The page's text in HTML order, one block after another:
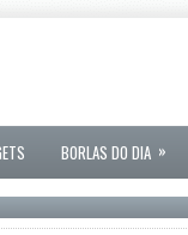
BORLAS DO DIA »